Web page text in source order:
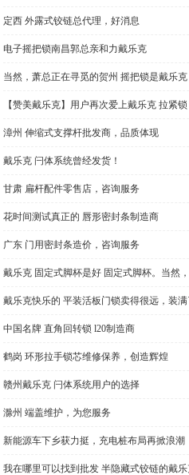
定西 外露式铰链总代理，好消息
电子摇把锁南昌郭总亲和力戴乐克
当然，萧总正在寻觅的贺州 摇把锁是戴乐克
【赞美戴乐克】用户再次爱上戴乐克 拉紧锁
漳州 伸缩式支撑杆批发商，品质体现
戴乐克 闩体系统曾经发货！
甘肃 扁杆配件零售店，咨询服务
花时间测试真正的 唇形密封条制造商
广东 门用密封条造价，咨询服务
戴乐克 固定式脚杯是好 固定式脚杯。当然
戴乐克快乐的 平装活板门锁卖得很远，装
中国名牌 直角回转锁 l20制造商
鹤岗 环形拉手锁芯维修保养，创造辉煌
赣州戴乐克 闩体系统用户的选择
滁州 端盖维护，为您服务
新能源车下乡获力挺，充电桩布局再掀浪潮
我在哪里可以找到批发 半隐藏式铰链的戴